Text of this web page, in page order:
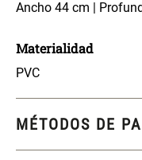
Ancho 44 cm |
Materialidad
PVC
MÉTODOS DE
Comoda Bambú con
S/ 319.00
Plumón Pluma